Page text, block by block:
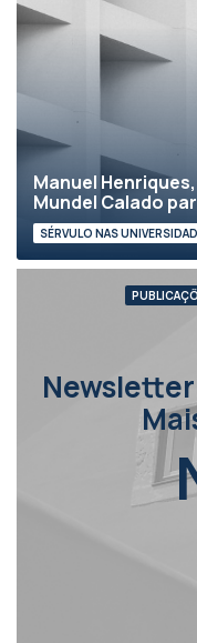
Manuel
Mundel Calado
SÉRVULO NAS